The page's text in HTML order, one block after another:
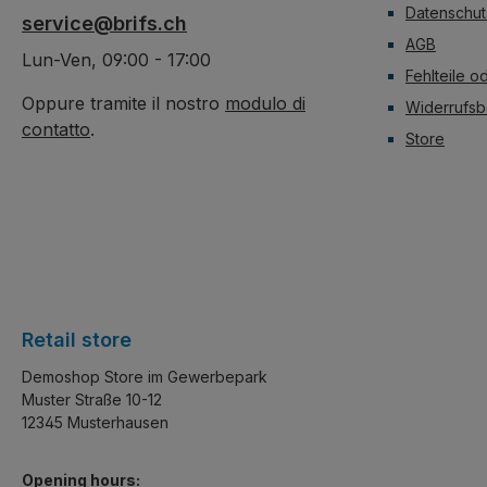
stapeln lässt.
service@brifs.ch
Lun-Ven, 09:00 - 17:00
Oppure tramite il nostro modulo di
contatto.
AGB
Fehlteile
Store
Retail store
Demoshop Store im Gewerbepark
Muster Straße 10-12
12345 Musterhausen
Opening hours: